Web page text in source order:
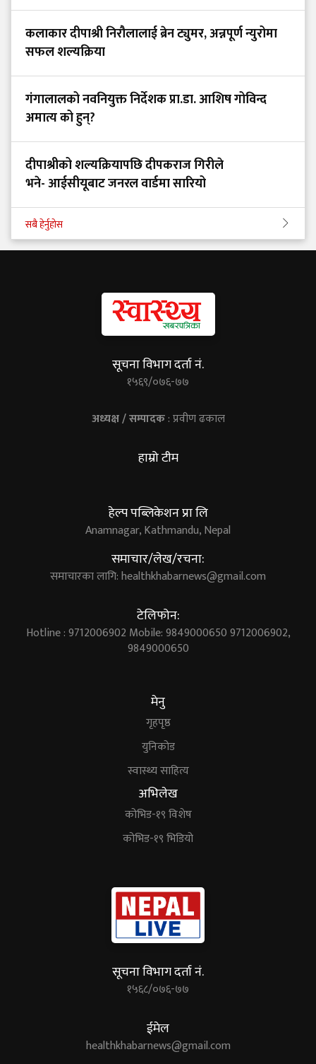
कलाकार दीपाश्री निरौलालाई ब्रेन ट्युमर, अन्नपूर्ण न्युरोमा
सफल शल्यक्रिया
गंगालालको नवनियुक्त निर्देशक प्रा.डा. आशिष गोविन्द
अमात्य को हुन्?
दीपाश्रीको शल्यक्रियापछि दीपकराज गिरीले
भने- आईसीयूबाट जनरल वार्डमा सारियो
सबै हेर्नुहोस
सूचना विभाग दर्ता नं.
१५६९/०७६-७७
अध्यक्ष / सम्पादक: प्रवीण ढकाल
हाम्रो टीम
हेल्प पब्लिकेशन प्रा लि
Anamnagar, Kathmandu, Nepal
समाचार/लेख/रचना:
समाचारका लागि:healthkhabarnews@gmail.com
टेलिफोन:
Hotline : 9712006902 Mobile: 9849000650 9712006902,
9849000650
मेनु
गृहपृष्ठ
युनिकोड
स्वास्थ्य साहित्य
अभिलेख
कोभिड-१९ विशेष
कोभिड-१९ भिडियो
सूचना विभाग दर्ता नं.
१५६८/०७६-७७
ईमेल
healthkhabarnews@gmail.com